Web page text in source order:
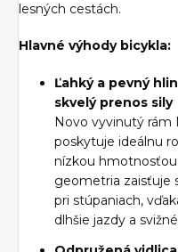
lesných cestách.
Hlavné výhody bicykla:
Ľahký a pevný
skvelý prenos sily
Novo vyvinutý rám
poskytuje ideálnu
nízkou
geometria zaisťuje
pri stúpaniach,
dlhšie jazdy a